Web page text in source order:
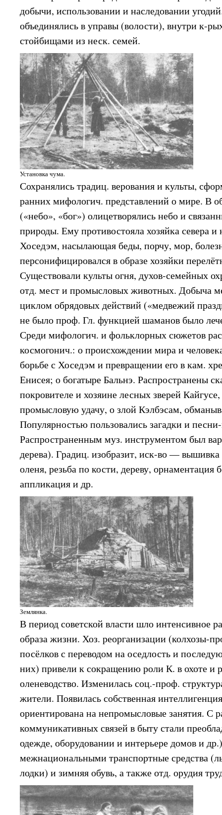
добычи, использовании и наследовании
объединялись в управы (волости), внутри к-
стойбищами из неск. семей.
Установка чума.
Сохранялись традиц. верования и культы,
ранних мифологич. представлений о мире. В
(«небо», «бог») олицетворялись небо и
природы. Ему противостояла хозяйка севера и
Хоседэм, насылающая беды, порчу, мор,
персонифицировался в образе хозяйки
Существовали культы огня, духов-семейных
отд. мест и промысловых животных. Добыча
циклом обрядовых действий («медвежий
не было проф. Гл. функцией шаманов было
Среди мифологич. и фольклорных сюжетов
космогонич.: о происхождении мира и
борьбе с Хоседэм и превращении его в кам.
Енисея; о богатыре Бальнэ. Распространены
покровителе и хозяине лесных зверей
промысловую удачу, о злой Кэлбэсам,
Популярностью пользовались загадки и
Распространенным муз. инструментом был
дерева). Градиц. изобразит, иск-во —
оленя, резьба по кости, дереву, орнаментация
аппликация и др.
Землянка.
В период советской власти шло интенсивное
образа жизни. Хоз. реорганизации (колхозы-
посёлков с переводом на оседлость и
них) привели к сокращению роли К. в охоте и
оленеводство. Изменилась соц.-проф.
жители. Появилась собственная
ориентирована на непромысловые занятия. С
коммуникативных связей в быту стали
одежде, оборудовании и интерьере домов и
межнациональными транспортные средства
лодки) и зимняя обувь, а также отд. орудия